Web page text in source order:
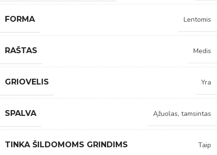
FORMA Lentomis
RAŠTAS Medis
GRIOVELIS Yra
SPALVA Ąžuolas, tamsintas
TINKA ŠILDOMOMS GRINDIMS Taip